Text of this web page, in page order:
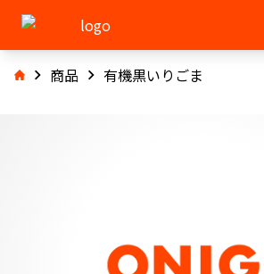
商品 有機黒いりごま